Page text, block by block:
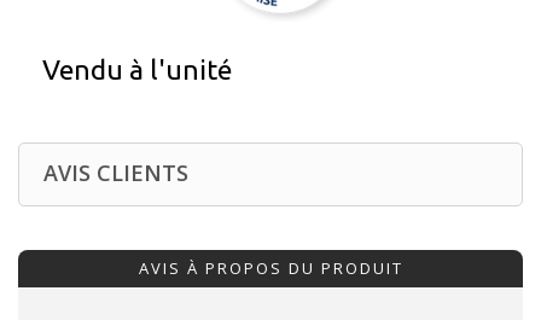
Vendu à l'unité
AVIS CLIENTS
AVIS À PROPOS DU PRODUIT